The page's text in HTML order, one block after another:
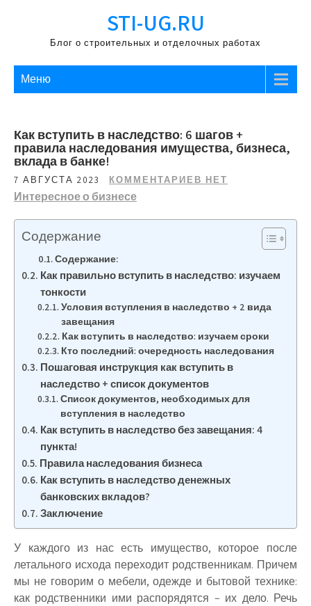
содержимому
STI-UG.RU
Блог о строительных и отделочных работах
Меню
Как вступить в наследство: 6 шагов +
правила наследования имущества, бизнеса,
вклада в банке!
7 АВГУСТА 2023 КОММЕНТАРИЕВ НЕТ
Интересное о бизнесе
Содержание
Содержание:
Как правильно вступить в наследство: изучаем
тонкости
Условия вступления в наследство + 2 вида
завещания
Как вступить в наследство: изучаем сроки
Кто последний: очередность наследования
Пошаговая инструкция как вступить в
наследство + список документов
Список документов, необходимых для
вступления в наследство
Как вступить в наследство без завещания: 4
пункта!
Правила наследования бизнеса
Как вступить в наследство денежных
банковских вкладов?
Заключение
У каждого из нас есть имущество, которое после
летального исхода переходит родственникам. Причем
мы не говорим о мебели, одежде и бытовой технике:
как родственники ими распорядятся – их дело. Речь